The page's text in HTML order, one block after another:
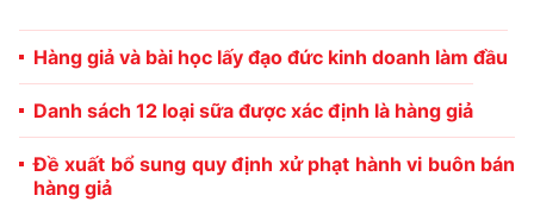
Hàng giả và bài học lấy đạo đức kinh doanh làm đầu
Danh sách 12 loại sữa được xác định là hàng giả
Đề xuất bổ sung quy định xử phạt hành vi buôn bán
hàng giả